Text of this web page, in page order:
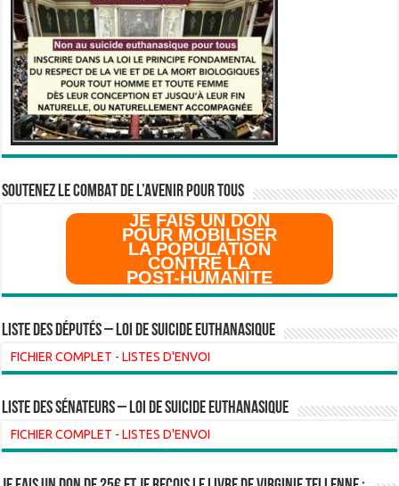
SOUTENEZ LE COMBAT DE L’AVenir pour Tous
JE FAIS UN DON
POUR MOBILISER
LA POPULATION
CONTRE LA
POST-HUMANITE
Liste des Députés – Loi de suicide euthanasique
FICHIER COMPLET -LISTES D'ENVOI
liste des sénateurs – loi de suicide euthanasique
FICHIER COMPLET -LISTES D'ENVOI